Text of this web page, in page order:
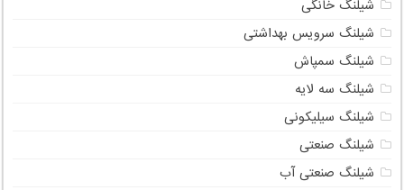
شیلنگ خانگی
شیلنگ سرویس بهداشتی
شیلنگ سمپاش
شیلنگ سه لایه
شیلنگ سیلیکونی
شیلنگ صنعتی
شیلنگ صنعتی آب